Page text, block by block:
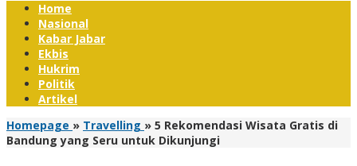
Home
Nasional
Kabar Jabar
Ekbis
Hukrim
Politik
Artikel
Homepage » Travelling » 5 Rekomendasi Wisata Gratis di
Bandung yang Seru untuk Dikunjungi